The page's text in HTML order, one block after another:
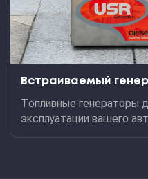
Встраиваемый
Топливные генераторы
эксплуатации вашего